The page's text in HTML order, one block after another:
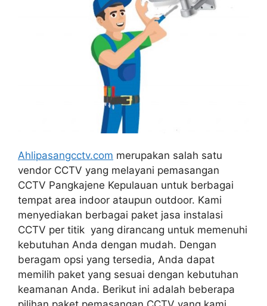
Ahlipasangcctv.com merupakan salah satu
vendor CCTV yang melayani pemasangan
CCTV Pangkajene Kepulauan untuk berbagai
tempat area indoor ataupun outdoor. Kami
menyediakan berbagai paket jasa instalasi
CCTV per titik yang dirancang untuk memenuhi
kebutuhan Anda dengan mudah. Dengan
beragam opsi yang tersedia, Anda dapat
memilih paket yang sesuai dengan kebutuhan
keamanan Anda. Berikut ini adalah beberapa